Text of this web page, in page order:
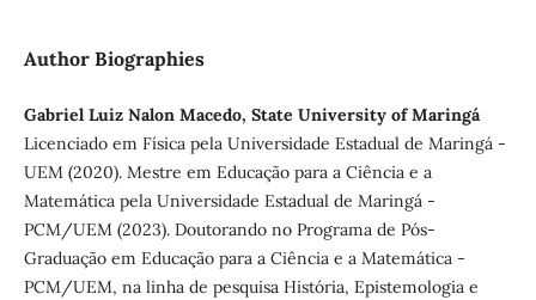
Author Biographies
Gabriel Luiz Nalon Macedo, State University of Maringá
Licenciado em Física pela Universidade Estadual de Maringá -
UEM (2020). Mestre em Educação para a Ciência e a
Matemática pela Universidade Estadual de Maringá -
PCM/UEM (2023). Doutorando no Programa de Pós-
Graduação em Educação para a Ciência e a Matemática -
PCM/UEM, na linha de pesquisa História, Epistemologia e